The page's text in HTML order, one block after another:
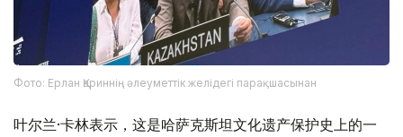
Фото: Ерлан Қариннің әлеуметтік желідегі парақшасынан
叶尔兰·卡林表示，这是哈萨克斯坦文化遗产保护史上的一